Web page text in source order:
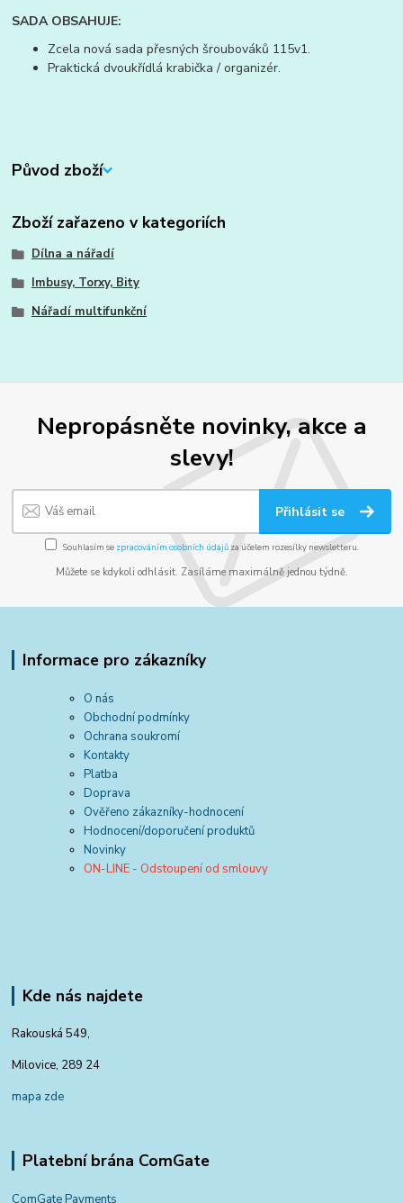
SADA OBSAHUJE:
Zcela nová sada přesných šroubováků 115v1.
Praktická dvoukřídlá krabička / organizér.
Původ zboží
Zboží zařazeno v kategoriích
Dílna a nářadí
Imbusy, Torxy, Bity
Nářadí multifunkční
Nepropásněte novinky, akce a
slevy!
Přihlásit se
Souhlasím se zpracováním osobních údajůza účelem rozesílky newsletteru.
Můžete se kdykoli odhlásit. Zasíláme maximálně jednou týdně.
Informace pro zákazníky
O nás
Obchodní podmínky
Ochrana soukromí
Kontakty
Platba
Doprava
Ověřeno zákazníky-hodnocení
Hodnocení/doporučení produktů
Novinky
ON-LINE - Odstoupení od smlouvy
Kde nás najdete
Rakouská 549,
Milovice, 289 24
mapa zde
Platební brána ComGate
ComGate Payments